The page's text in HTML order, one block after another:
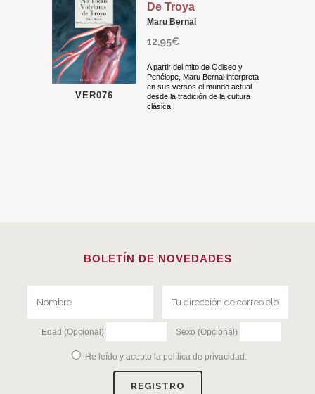
VER076
De Troya
Maru Bernal
12,95€
A partir del mito de Odiseo y
Penélope, Maru Bernal interpreta
en sus versos el mundo actual
desde la tradición de la cultura
clásica.
BOLETÍN DE NOVEDADES
Edad (Opcional) Sexo (Opcional)
He leído y acepto la política de privacidad .